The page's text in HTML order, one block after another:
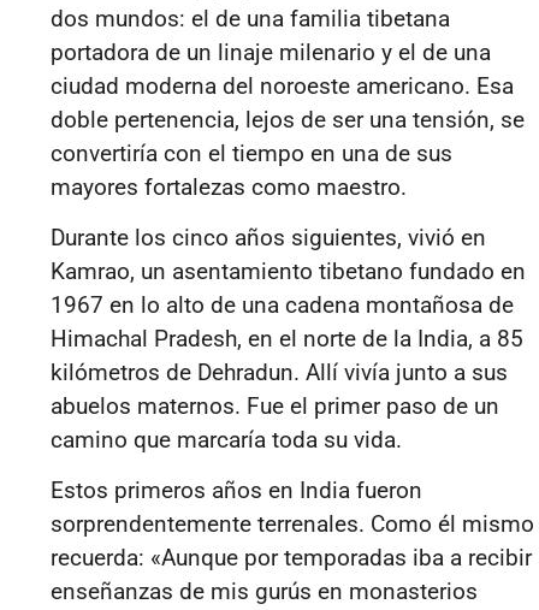
dos mundos: el de una familia tibetana
portadora de un linaje milenario y el de una
ciudad moderna del noroeste americano. Esa
doble pertenencia, lejos de ser una tensión, se
convertiría con el tiempo en una de sus
mayores fortalezas como maestro.
Durante los cinco años siguientes, vivió en
Kamrao, un asentamiento tibetano fundado en
1967 en lo alto de una cadena montañosa de
Himachal Pradesh, en el norte de la India, a 85
kilómetros de Dehradun. Allí vivía junto a sus
abuelos maternos. Fue el primer paso de un
camino que marcaría toda su vida.
Estos primeros años en India fueron
sorprendentemente terrenales. Como él mismo
recuerda: «Aunque por temporadas iba a recibir
enseñanzas de mis gurús en monasterios